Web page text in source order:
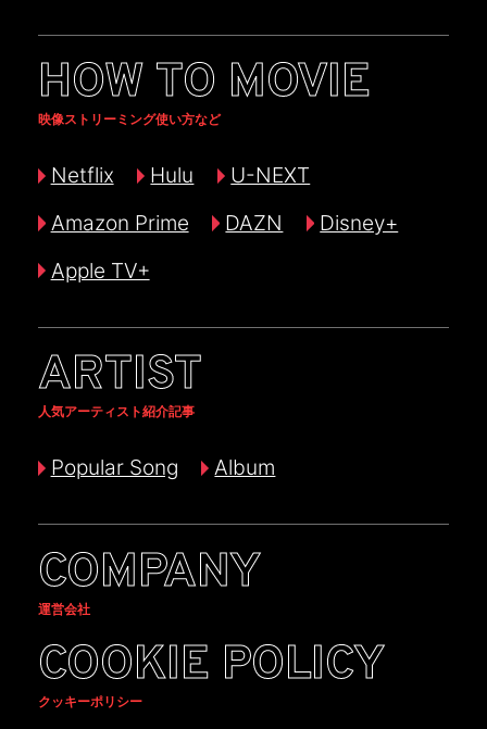
HOW TO MOVIE
映像ストリーミング使い方など
Netflix Hulu
U-NEXT
Amazon Prime
DAZN
Disney+
Apple TV+
ARTIST
人気アーティスト紹介記事
Popular Song Album
COMPANY
運営会社
COOKIE POLICY
クッキーポリシー